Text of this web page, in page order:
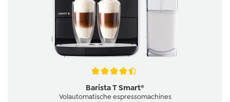
Gemiddelde waardering van 4.4 van 5 sterren
Barista T Smart®
Volautomatische espressomachines